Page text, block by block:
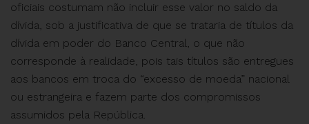
oficiais costumam não incluir esse valor no saldo da
dívida, sob a justificativa de que se trataria de títulos da
dívida em poder do Banco Central, o que não
corresponde à realidade, pois tais títulos são entregues
aos bancos em troca do “excesso de moeda” nacional
ou estrangeira e fazem parte dos compromissos
assumidos pela República.